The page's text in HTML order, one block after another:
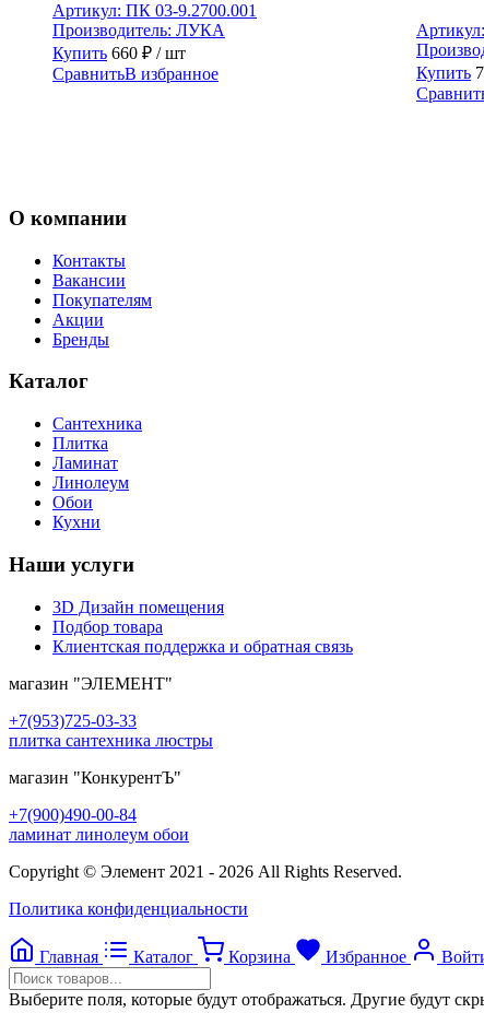
Артикул: ПК 03-9.2700.001
Производитель: ЛУКА
Купить 660 ₽ / шт
СравнитьВ избранное
Артикул:
Купить
О компании
Контакты
Вакансии
Покупателям
Акции
Бренды
Каталог
Сантехника
Плитка
Ламинат
Линолеум
Обои
Кухни
Наши услуги
3D Дизайн помещения
Подбор товара
Клиентская поддержка и обратная связь
магазин "ЭЛЕМЕНТ"
+7(953)725-03-33
плитка сантехника люстры
магазин "КонкурентЪ"
+7(900)490-00-84
ламинат линолеум обои
Copyright © Элемент 2021 - 2026 All Rights Reserved.
Политика конфиденциальности
Главная Каталог Корзина Избранное
Выберите поля, которые будут отображаться. Другие будут